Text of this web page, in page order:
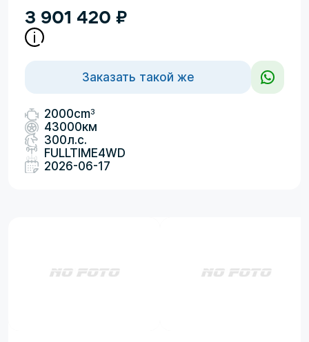
3 901 420 ₽
Заказать такой же
2000cm3
43000км
300л.с.
FULLTIME4WD
2026-06-17